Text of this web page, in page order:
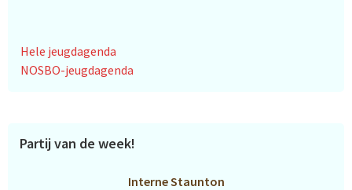
Hele jeugdagenda
NOSBO-jeugdagenda
Partij van de week!
Interne Staunton